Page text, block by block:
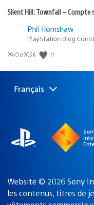
Silent Hill: Townfall – Compte
Phil Hornshaw
PlayStation Blog
Date
publication
29/07/2026 11
Choisir
une
Région
actuelle
Français
Website © 2026 Sony
les contenus, titres de